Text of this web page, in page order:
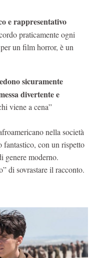
e rappresentativo
praticamente ogni
un film horror, è un
sicuramente
divertente e
viene a cena”
nella società
fantastico, con un rispetto
genere moderno.
di sovrastare il racconto.